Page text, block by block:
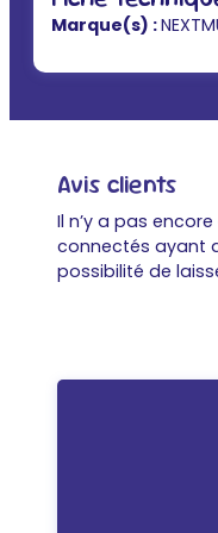
Marque(s) :
Avis clients
Il n’y a pas
connectés ayant
possibilité de